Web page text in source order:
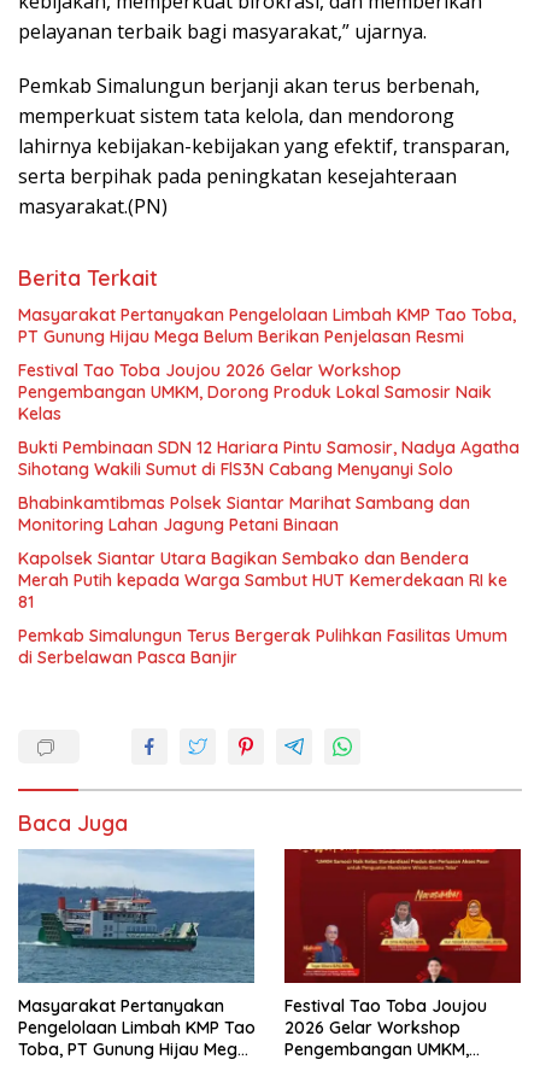
pelayanan terbaik bagi masyarakat,” ujarnya.
Pemkab Simalungun berjanji akan terus berbenah,
memperkuat sistem tata kelola, dan mendorong
lahirnya kebijakan-kebijakan yang efektif, transparan,
serta berpihak pada peningkatan kesejahteraan
masyarakat.(PN)
Berita Terkait
Masyarakat Pertanyakan Pengelolaan Limbah KMP Tao Toba,
PT Gunung Hijau Mega Belum Berikan Penjelasan Resmi
Festival Tao Toba Joujou 2026 Gelar Workshop
Pengembangan UMKM, Dorong Produk Lokal Samosir Naik
Kelas
Bukti Pembinaan SDN 12 Hariara Pintu Samosir, Nadya Agatha
Sihotang Wakili Sumut di FlS3N Cabang Menyanyi Solo
Bhabinkamtibmas Polsek Siantar Marihat Sambang dan
Monitoring Lahan Jagung Petani Binaan
Kapolsek Siantar Utara Bagikan Sembako dan Bendera
Merah Putih kepada Warga Sambut HUT Kemerdekaan RI ke
81
Pemkab Simalungun Terus Bergerak Pulihkan Fasilitas Umum
di Serbelawan Pasca Banjir
Baca Juga
Masyarakat Pertanyakan
Pengelolaan Limbah KMP Tao
Toba, PT Gunung Hijau Mega
Festival Tao Toba Joujou
2026 Gelar Workshop
Pengembangan UMKM,